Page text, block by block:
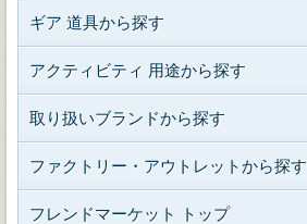
ギア 道具から探す
アクティビティ 用途から探す
取り扱いブランドから探す
ファクトリー・アウトレットから探す
フレンドマーケット トップ